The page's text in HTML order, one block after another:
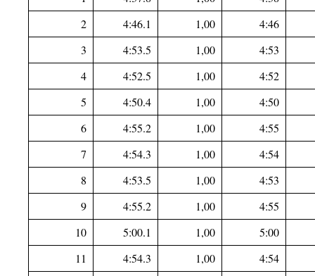
2
4:46.1 1,00
4:46
3
4:53.5 1,00
4:53
4
4:52.5 1,00
4:52
5
4:50.4 1,00
4:50
6
4:55.2 1,00
4:55
7
4:54.3 1,00
4:54
8
4:53.5 1,00
4:53
9
4:55.2 1,00
4:55
10
5:00.1 1,00
5:00
11
4:54.3 1,00
4:54